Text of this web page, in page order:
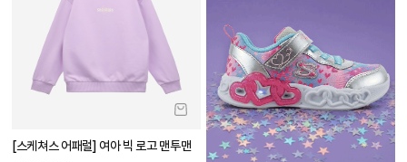
[스케쳐스 어패럴] 여아 빅 로고 맨투맨